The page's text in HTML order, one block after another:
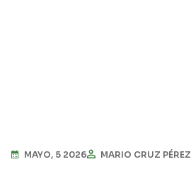
MAYO, 5 2026 MARIO CRUZ PÉREZ